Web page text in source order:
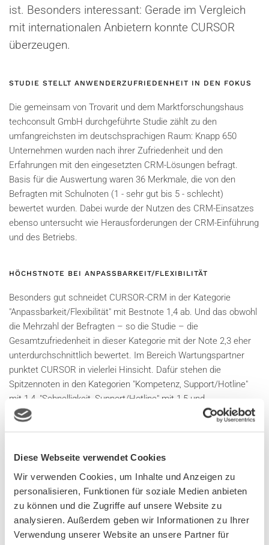
Diese Webseite verwendet Cookies
Wir verwenden Cookies, um Inhalte und Anzeigen zu
personalisieren, Funktionen für soziale Medien anbieten
zu können und die Zugriffe auf unsere Website zu
analysieren. Außerdem geben wir Informationen zu Ihrer
Verwendung unserer Website an unsere Partner für
ist. Besonders interessant: Gerade im Vergleich
mit internationalen Anbietern konnte CURSOR
überzeugen.
STUDIE STELLT ANWENDERZUFRIEDENHEIT IN DEN FOKUS
Die gemeinsam von Trovarit und dem Marktforschungshaus
techconsult GmbH durchgeführte Studie zählt zu den
umfangreichsten im deutschsprachigen Raum: Knapp 650
Unternehmen wurden nach ihrer Zufriedenheit und den
Erfahrungen mit den eingesetzten CRM-Lösungen befragt.
Basis für die Auswertung waren 36 Merkmale, die von den
Befragten mit Schulnoten (1 - sehr gut bis 5 - schlecht)
bewertet wurden. Dabei wurde der Nutzen des CRM-Einsatzes
ebenso untersucht wie Herausforderungen der CRM-Einführung
und des Betriebs.
HÖCHSTNOTE BEI ANPASSBARKEIT/FLEXIBILITÄT
Besonders gut schneidet CURSOR-CRM in der Kategorie
"Anpassbarkeit/Flexibilität" mit Bestnote 1,4 ab. Und das obwohl
die Mehrzahl der Befragten – so die Studie – die
Gesamtzufriedenheit in dieser Kategorie mit der Note 2,3 eher
unterdurchschnittlich bewertet. Im Bereich Wartungspartner
punktet CURSOR in vielerlei Hinsicht. Dafür stehen die
Spitzennoten in den Kategorien "Kompetenz, Support/Hotline"
mit 1,4, "Schnelligkeit, Support/Hotline" mit 1,5 und
"Schulungs-/Informationsangebot" mit 1,7.
KEINE DRITTLAND-PROBLEMATIK
Interessante Einblicke gibt die Studie auch hinsichtlich aktueller
CRM-Trendthemen. Dabei zeigt sich, dass für die Befragten das
Thema Datenschutz nach wie vor einen hohen Stellenwert
einnimmt. "Daten-/Informationssicherheit" sowie "Rechtliche
Vorgaben/Compliance" wurden von 71 Prozent bzw. 61 Prozent